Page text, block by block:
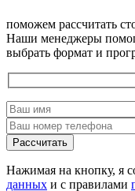
поможем рассчитать
Наши менеджеры
выбрать формат и
Рассчитать
Нажимая на кнопку, я
данных и с правилами